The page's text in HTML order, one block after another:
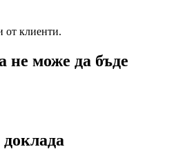
от клиенти.
не може да бъде